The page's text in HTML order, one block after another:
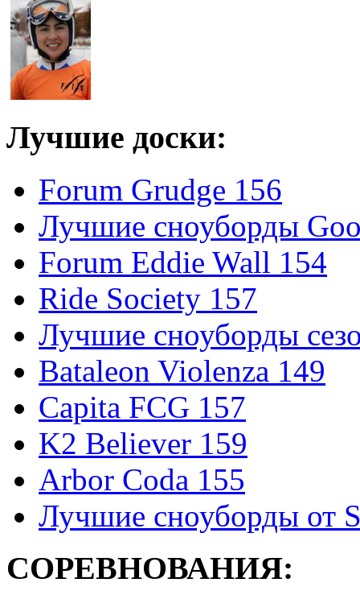
Лучшие доски:
Forum Grudge 156
Лучшие сноуборды
Forum Eddie Wall 154
Ride Society 157
Лучшие сноуборды
Bataleon Violenza 149
Capita FCG 157
K2 Believer 159
Arbor Coda 155
Лучшие сноуборды от
СОРЕВНОВАНИЯ: